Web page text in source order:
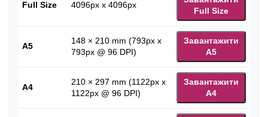
Full Size 4096px x 4096px
Full Size
A5
148 × 210 mm (793px x
793px @ 96 DPI)
Завантажити
A5
A4
210 × 297 mm (1122px x
1122px @ 96 DPI)
Завантажити
A4